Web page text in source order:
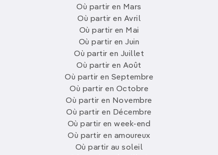
Où partir en Mars
Où partir en Avril
Où partir en Mai
Où partir en Juin
Où partir en Juillet
Où partir en Août
Où partir en Septembre
Où partir en Octobre
Où partir en Novembre
Où partir en Décembre
Où partir en week-end
Où partir en amoureux
Où partir au soleil